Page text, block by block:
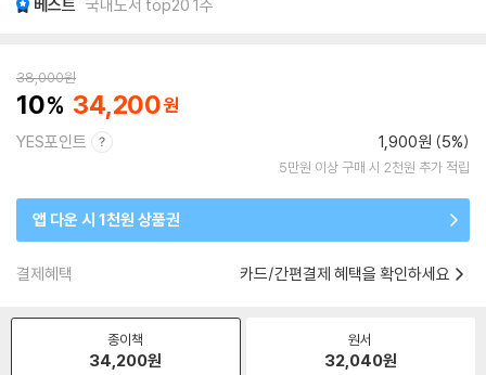
베스트 국내도서 top20 1주
38,000원
10 34,200
YES포인트 1,900원 (5%)
5만원 이상 구매 시 2천원 추가 적립
앱 다운 시 1천원 상품권
결제혜택 카드/간편결제 혜택을 확인하세요
종이책
34,200원
원서
32,040원